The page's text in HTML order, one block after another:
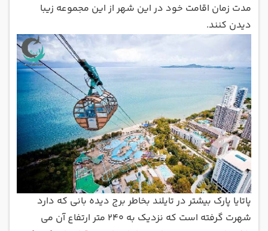
مدت زمان اقامت خود در این شهر از این مجموعه زیبا
دیدن کنند.
پاتایا پارک بیشتر در تایلند بخاطر برج دیده بانی که دارد
شهرت گرفته است که نزدیک به 240 متر ارتفاع آن می